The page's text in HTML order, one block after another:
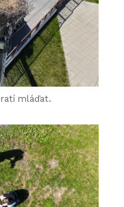
mláďat.